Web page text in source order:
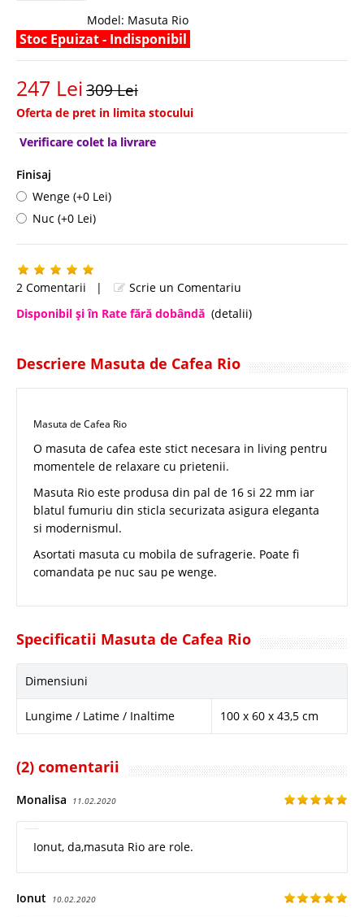
Model: Masuta Rio
Stoc Epuizat - Indisponibil
247 Lei309 Lei
Oferta de pret in limita stocului
Verificare colet la livrare
Finisaj
Wenge (+0 Lei)
Nuc (+0 Lei)
2 Comentarii |
Scrie un Comentariu
Disponibil şi în Rate fără dobândă (detalii)
Descriere Masuta de Cafea Rio
Masuta de Cafea Rio
O masuta de cafea este stict necesara in living pentru
momentele de relaxare cu prietenii.
Masuta Rio este produsa din pal de 16 si 22 mm iar
blatul fumuriu din sticla securizata asigura eleganta
si modernismul.
Asortati masuta cu mobila de sufragerie. Poate fi
comandata pe nuc sau pe wenge.
Specificatii Masuta de Cafea Rio
Dimensiuni
Lungime / Latime / Inaltime 100 x 60 x 43,5 cm
(2) comentarii
Monalisa 11.02.2020
Ionut, da,masuta Rio are role.
Ionut 10.02.2020